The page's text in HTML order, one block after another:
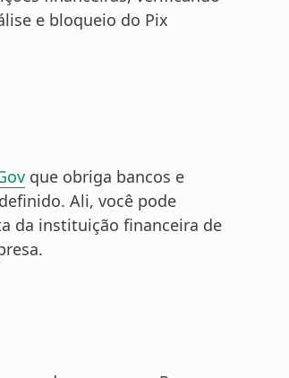
e bloqueio do Pix
que obriga bancos e
Ali, você pode
da instituição financeira de